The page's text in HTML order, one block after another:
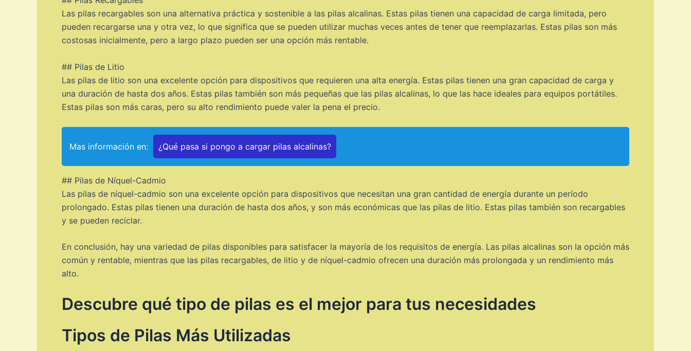
Las pilas recargables son una alternativa práctica y sostenible a las pilas alcalinas. Estas pilas tienen una capacidad de carga limitada, pero
pueden recargarse una y otra vez, lo que significa que se pueden utilizar muchas veces antes de tener que reemplazarlas. Estas pilas son más
costosas inicialmente, pero a largo plazo pueden ser una opción más rentable.
## Pilas de Litio
Las pilas de litio son una excelente opción para dispositivos que requieren una alta energía. Estas pilas tienen una gran capacidad de carga y
una duración de hasta dos años. Estas pilas también son más pequeñas que las pilas alcalinas, lo que las hace ideales para equipos portátiles.
Estas pilas son más caras, pero su alto rendimiento puede valer la pena el precio.
Mas información en: ¿Qué pasa si pongo a cargar pilas alcalinas?
## Pilas de Níquel-Cadmio
Las pilas de níquel-cadmio son una excelente opción para dispositivos que necesitan una gran cantidad de energía durante un período
prolongado. Estas pilas tienen una duración de hasta dos años, y son más económicas que las pilas de litio. Estas pilas también son recargables
y se pueden reciclar.
En conclusión, hay una variedad de pilas disponibles para satisfacer la mayoría de los requisitos de energía. Las pilas alcalinas son la opción más
común y rentable, mientras que las pilas recargables, de litio y de níquel-cadmio ofrecen una duración más prolongada y un rendimiento más
alto.
Descubre qué tipo de pilas es el mejor para tus necesidades
Tipos de Pilas Más Utilizadas